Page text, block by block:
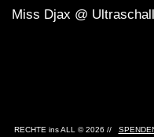
Miss Djax @
RECHTE ins ALL © 2026 //